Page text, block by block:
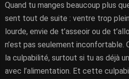
Quand tu manges beaucoup plus
sent tout de suite : ventre trop
lourde, envie de t’asseoir ou de
n’est pas seulement inconfortable.
la culpabilité, surtout si tu as déjà
avec l’alimentation. Et cette